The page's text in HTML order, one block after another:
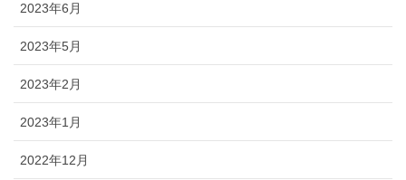
2023年6月
2023年5月
2023年2月
2023年1月
2022年12月